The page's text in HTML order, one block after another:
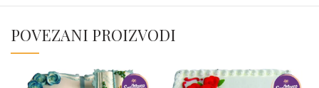
POVEZANI PROIZVODI